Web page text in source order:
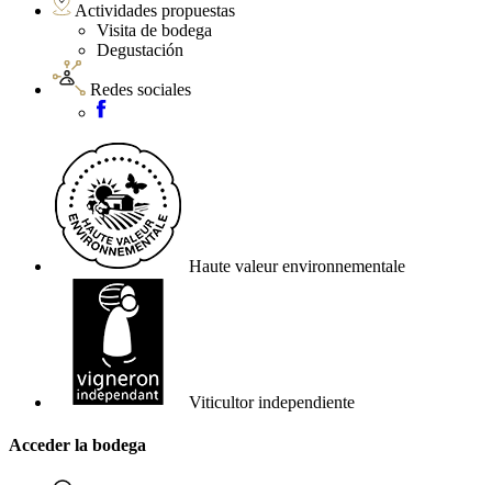
Actividades propuestas
Visita de bodega
Degustación
Redes sociales
Haute valeur environnementale
Viticultor independiente
Acceder la bodega